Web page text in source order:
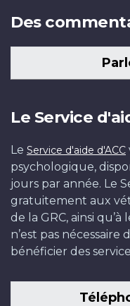
Des
Le Service
Le Service d'aide d'ACC
psychologique,
jours par année. Le
gratuitement aux
de la GRC, ainsi
n’est pas nécessaire
bénéficier des